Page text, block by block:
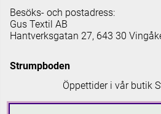
Besöks- och postadress:
Gus Textil AB
Hantverksgatan 27, 643 30
Strumpboden
Öppettider i vår butik